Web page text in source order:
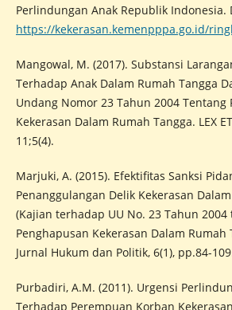
Perlindungan Anak Republik Indonesia.
https://kekerasan.kemenpppa.go.id/
Mangowal, M. (2017). Substansi
Terhadap Anak Dalam Rumah Tangga
Undang Nomor 23 Tahun 2004 Tentang
Kekerasan Dalam Rumah Tangga. LEX
11;5(4).
Marjuki, A. (2015). Efektifitas Sanksi
Penanggulangan Delik Kekerasan
(Kajian terhadap UU No. 23 Tahun
Penghapusan Kekerasan Dalam Rumah
Jurnal Hukum dan Politik, 6(1), pp.84-
Purbadiri, A.M. (2011). Urgensi
Terhadap Perempuan Korban